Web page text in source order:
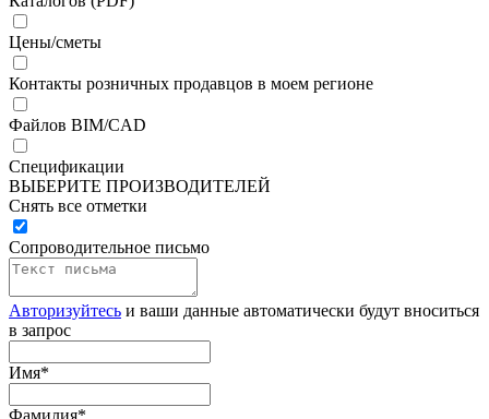
Цены/сметы
Контакты розничных продавцов в моем регионе
Файлов BIM/CAD
Спецификации
ВЫБЕРИТЕ ПРОИЗВОДИТЕЛЕЙ
Снять все отметки
Сопроводительное письмо
Авторизуйтесь и ваши данные автоматически будут вноситься
в запрос
Имя*
Фамилия*